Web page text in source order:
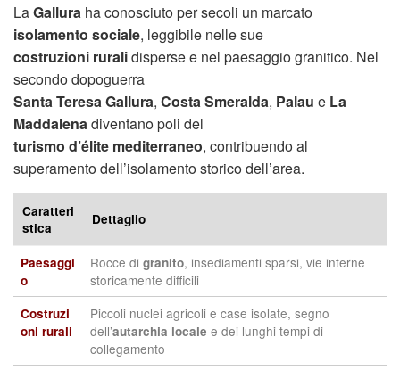
LaGallura ha conosciuto per secoli un marcato
isolamento sociale, leggibile nelle sue
costruzioni ruralidisperse e nel paesaggio granitico. Nel
secondo dopoguerra
Santa Teresa Gallura, Costa Smeralda, Palau e La
Maddalenadiventano poli del
turismo d’élite mediterraneo, contribuendo al
superamento dell’isolamento storico dell’area.
Caratteri
stica
Dettaglio
Paesaggi
o
Rocce di granito, insediamenti sparsi, vie interne
storicamente difficili
Costruzi
oni rurali
Piccoli nuclei agricoli e case isolate, segno
dell’autarchia locale e dei lunghi tempi di
collegamento